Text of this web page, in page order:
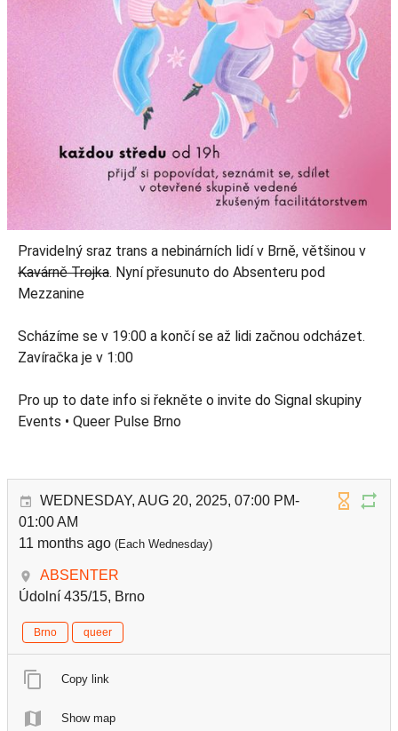
Pravidelný sraz trans a nebinárních lidí v Brně, většinou v
Kavárně Trojka. Nyní přesunuto do Absenteru pod
Mezzanine
Scházíme se v 19:00 a končí se až lidi začnou odcházet.
Zavíračka je v 1:00
Pro up to date info si řekněte o invite do Signal skupiny
Events • Queer Pulse Brno
WEDNESDAY, AUG 20, 2025, 07:00 PM-
01:00 AM
11 months ago (Each Wednesday)
ABSENTER
Údolní 435/15, Brno
Brno queer
Copy link
Show map